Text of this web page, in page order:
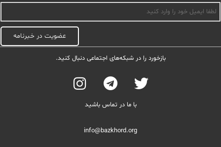
عضویت در خبرنامه
بازخورد را در شبکه‌های اجتماعی دنبال کنید.
با ما در تماس باشید
info@bazkhord.org